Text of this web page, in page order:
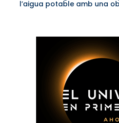
l’aigua potable amb una